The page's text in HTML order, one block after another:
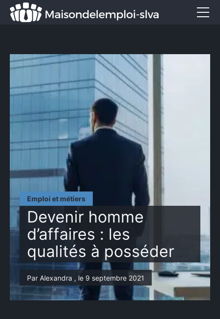
Emploi et métiers
Devenir homme
d’affaires : les
qualités à posséder
Par Alexandra , le 9 septembre 2021
Formation
Entreprise
Services
CONTACT